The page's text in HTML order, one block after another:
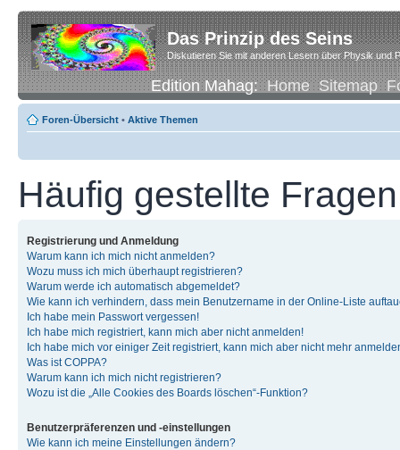
Das Prinzip des Seins
Diskutieren Sie mit anderen Lesern über Physik und
Edition Mahag:Home Sitemap
Foren-Übersicht • Aktive Themen
Häufig gestellte Fragen
Registrierung und Anmeldung
Warum kann ich mich nicht anmelden?
Wozu muss ich mich überhaupt registrieren?
Warum werde ich automatisch abgemeldet?
Wie kann ich verhindern, dass mein Benutzername in der Online-Liste
Ich habe mein Passwort vergessen!
Ich habe mich registriert, kann mich aber nicht anmelden!
Ich habe mich vor einiger Zeit registriert, kann mich aber nicht mehr
Was ist COPPA?
Warum kann ich mich nicht registrieren?
Wozu ist die „Alle Cookies des Boards löschen“-Funktion?
Benutzerpräferenzen und -einstellungen
Wie kann ich meine Einstellungen ändern?